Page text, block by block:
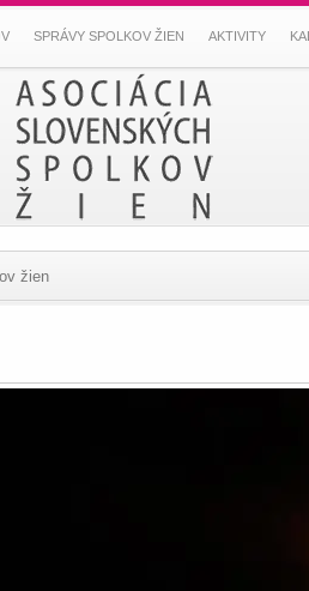
SPRÁVY SPOLKOV ŽIEN AKTIVITY
žien